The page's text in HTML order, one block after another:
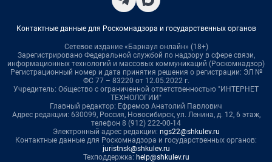
Контактные данные для Роскомнадзора и государственных органов
Сетевое издание «Барнаул онлайн» (18+)
Зарегистрировано Федеральной службой по надзору в сфере связи,
информационных технологий и массовых коммуникаций (Роскомнадзор)
Регистрационный номер и дата принятия решения о регистрации: ЭЛ №
ФС 77 – 83220 от 12.05.2022 г.
Учредитель: Общество с ограниченной ответственностью "ИНТЕРНЕТ
ТЕХНОЛОГИИ"
Главный редактор: Ефремов Анатолий Павлович
Адрес редакции: 630099, Россия, Новосибирск, ул. Ленина, д. 12, 6 этаж,
телефон 8 (912) 222-00-14
Электронный адрес редакции: ngs22@shkulev.ru
Контактные данные для Роскомнадзора и государственных органов:
juristnsk@shkulev.ru
Техподдержка: help@shkulev.ru